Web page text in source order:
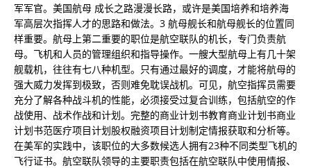
军军官。美国航母 成长之路漫漫长路，或许是美国培养和培养海
军高层次指挥人才的思路和做法。3 航母舰长和航母舰长的位置同
样重要。航母上第二重要的职位是航空联队的机长，专门负责航
母。飞机和人员的管理组织和指导操作。一艘大型航母上有几十架
舰载机，往往有七八种机型。只有通过最好的调度，才能将航母的
强大威力发挥到极致，否则难免耽误战机。可见，航空指挥员需要
充分了解各种战斗机的性能，必须接受过复合训练，包括航空的作
战使用、战术作战和计划。完整的商业计划书教育商业计划书商业
计划书范医疗项目计划股权融资项目计划制定情报获取和分析等。
在美军的实践中，该职位的大多数候选人拥有23种不同类型飞机的
飞行证书。航空联队领导的主要职责包括在航空联队中使用情报、